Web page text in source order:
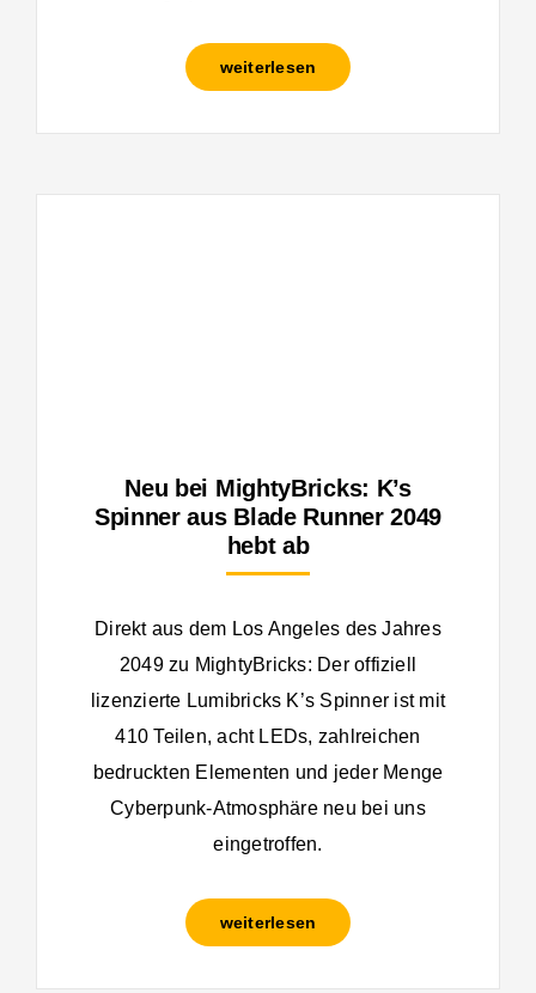
weiterlesen
Neu bei MightyBricks: K’s
Spinner aus Blade Runner 2049
hebt ab
Direkt aus dem Los Angeles des Jahres
2049 zu MightyBricks: Der offiziell
lizenzierte Lumibricks K’s Spinner ist mit
410 Teilen, acht LEDs, zahlreichen
bedruckten Elementen und jeder Menge
Cyberpunk-Atmosphäre neu bei uns
eingetroffen.
weiterlesen